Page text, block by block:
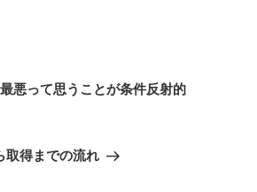
悪って思うことが条件反射的
取得までの流れ